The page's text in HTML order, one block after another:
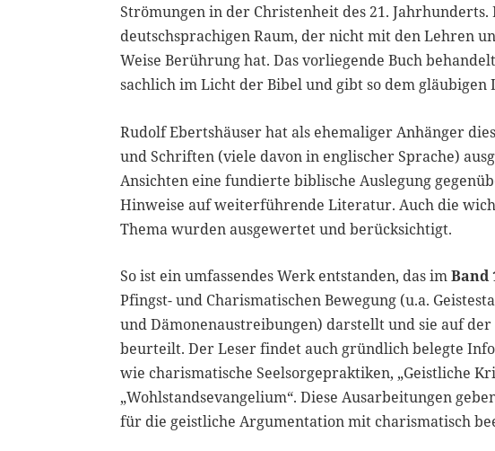
Strömungen in der Christenheit des 21.
deutschsprachigen Raum, der nicht mit den Lehren
Weise Berührung hat. Das vorliegende Buch
sachlich im Licht der Bibel und gibt so dem
Rudolf Ebertshäuser hat als ehemaliger Anhänger
und Schriften (viele davon in englischer Sprache)
Ansichten eine fundierte biblische Auslegung
Hinweise auf weiterführende Literatur. Auch die
Thema wurden ausgewertet und berücksichtigt.
So ist ein umfassendes Werk entstanden, das imBand
Pfingst- und Charismatischen Bewegung (u.a.
und Dämonenaustreibungen) darstellt und sie auf
beurteilt. Der Leser findet auch gründlich belegte
wie charismatische Seelsorgepraktiken, „Geistliche
„Wohlstandsevangelium“. Diese Ausarbeitungen
für die geistliche Argumentation mit charismatisch